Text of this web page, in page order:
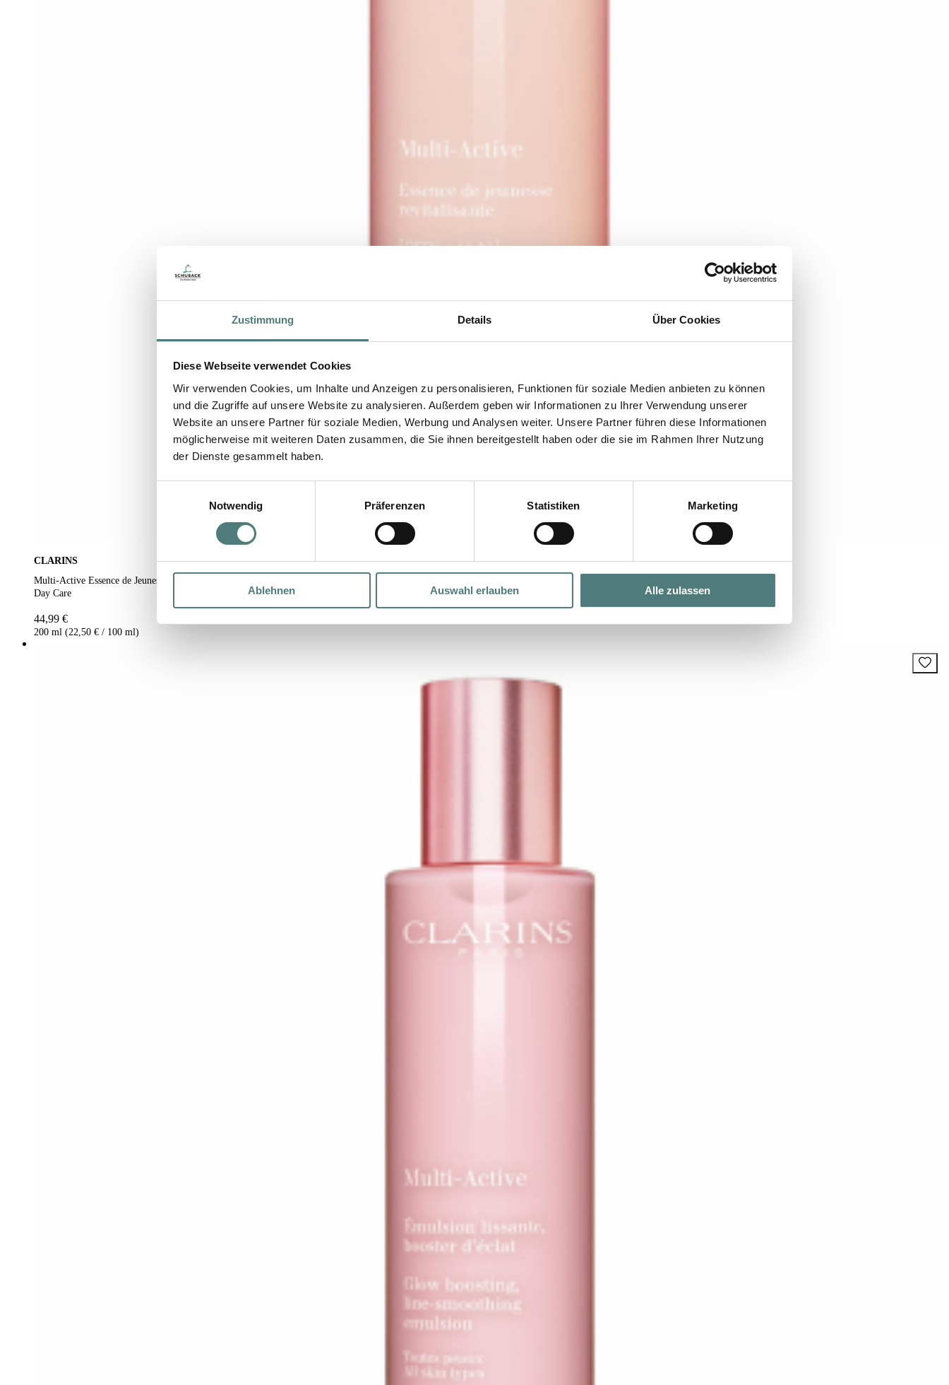
Zustimmung Details Über Cookies
Diese Webseite verwendet Cookies
Wir verwenden Cookies, um Inhalte und Anzeigen zu personalisieren, Funktionen für soziale Medien anbieten zu können
und die Zugriffe auf unsere Website zu analysieren. Außerdem geben wir Informationen zu Ihrer Verwendung unserer
Website an unsere Partner für soziale Medien, Werbung und Analysen weiter. Unsere Partner führen diese Informationen
möglicherweise mit weiteren Daten zusammen, die Sie ihnen bereitgestellt haben oder die sie im Rahmen Ihrer Nutzung
der Dienste gesammelt haben.
Notwendig
Präferenzen Statistiken Marketing
Ablehnen Auswahl erlauben Alle zulassen
CLARINS
Multi-Active Essence de Jeunesse
Day Care
44,99 €
200 ml (22,50 € / 100 ml)